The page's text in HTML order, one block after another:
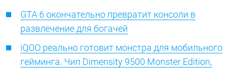
GTA 6 окончательно превратит консоли в
развлечение для богачей
iQOO реально готовит монстра для мобильного
гейминга. Чип Dimensity 9500 Monster Edition,